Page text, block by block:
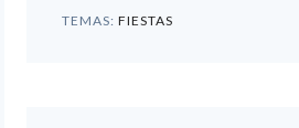
TEMAS: FIESTAS